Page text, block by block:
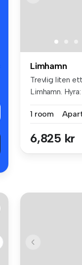
Limhamn
Trevlig liten
Limhamn. Hyra:
1 room
6,825 kr